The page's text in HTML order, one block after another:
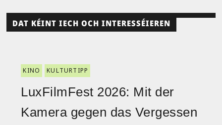
DAT KÉINT IECH OCH INTERESSÉIEREN
KINO KULTURTIPP
LuxFilmFest 2026: Mit der
Kamera gegen das Vergessen